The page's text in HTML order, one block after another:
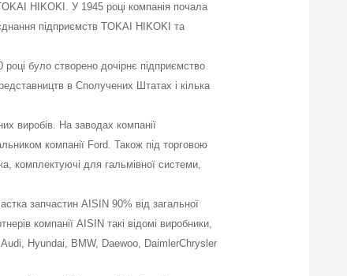
HIKOKI. У 1945 році компанія почала
підприємств TOKAI HIKOKI та
було створено дочірнє підприємство
в Сполучених Штатах і кілька
виробів. На заводах компанії
компанії Ford. Також під торговою
комплектуючі для гальмівної системи,
запчастин AISIN 90% від загальної
компанії AISIN такі відомі виробники,
Hyundai, BMW, Daewoo, DaimlerChrysler